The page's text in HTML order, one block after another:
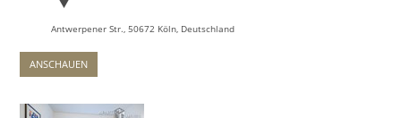
Antwerpener Str., 50672 Köln, Deutschland
ANSCHAUEN